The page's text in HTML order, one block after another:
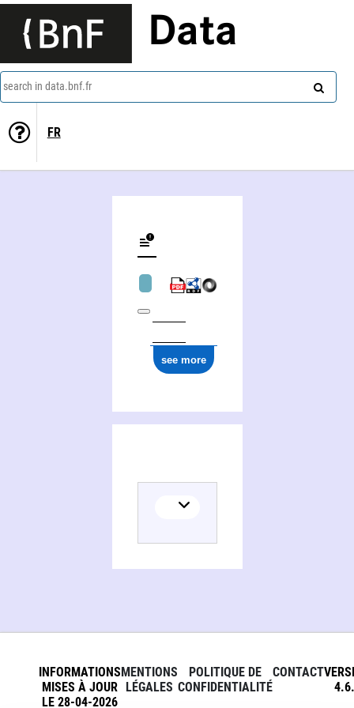
Data
search in data.bnf.fr
FR
see more
INFORMATIONS
MISES À JOUR
LE 28-04-2026
MENTIONS
LÉGALES
POLITIQUE DE
CONFIDENTIALITÉ
CONTACT